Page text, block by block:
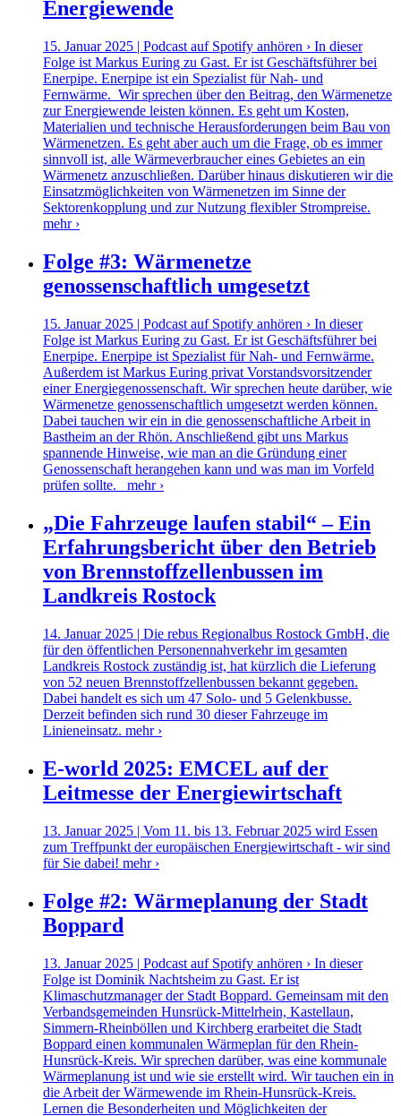
Energiewende
15. Januar 2025 | Podcast auf Spotify anhören › In dieser
Folge ist Markus Euring zu Gast. Er ist Geschäftsführer bei
Enerpipe. Enerpipe ist ein Spezialist für Nah- und
Fernwärme. Wir sprechen über den Beitrag, den Wärmenetze
zur Energiewende leisten können. Es geht um Kosten,
Materialien und technische Herausforderungen beim Bau von
Wärmenetzen. Es geht aber auch um die Frage, ob es immer
sinnvoll ist, alle Wärmeverbraucher eines Gebietes an ein
Wärmenetz anzuschließen. Darüber hinaus diskutieren wir die
Einsatzmöglichkeiten von Wärmenetzen im Sinne der
Sektorenkopplung und zur Nutzung flexibler Strompreise.
mehr ›
Folge #3: Wärmenetze
genossenschaftlich umgesetzt
15. Januar 2025 | Podcast auf Spotify anhören › In dieser
Folge ist Markus Euring zu Gast. Er ist Geschäftsführer bei
Enerpipe. Enerpipe ist Spezialist für Nah- und Fernwärme.
Außerdem ist Markus Euring privat Vorstandsvorsitzender
einer Energiegenossenschaft. Wir sprechen heute darüber, wie
Wärmenetze genossenschaftlich umgesetzt werden können.
Dabei tauchen wir ein in die genossenschaftliche Arbeit in
Bastheim an der Rhön. Anschließend gibt uns Markus
spannende Hinweise, wie man an die Gründung einer
Genossenschaft herangehen kann und was man im Vorfeld
prüfen sollte. mehr ›
„Die Fahrzeuge laufen stabil“ – Ein
Erfahrungsbericht über den Betrieb
von Brennstoffzellenbussen im
Landkreis Rostock
14. Januar 2025 | Die rebus Regionalbus Rostock GmbH, die
für den öffentlichen Personennahverkehr im gesamten
Landkreis Rostock zuständig ist, hat kürzlich die Lieferung
von 52 neuen Brennstoffzellenbussen bekannt gegeben.
Dabei handelt es sich um 47 Solo- und 5 Gelenkbusse.
Derzeit befinden sich rund 30 dieser Fahrzeuge im
Linieneinsatz. mehr ›
E-world 2025: EMCEL auf der
Leitmesse der Energiewirtschaft
13. Januar 2025 | Vom 11. bis 13. Februar 2025 wird Essen
zum Treffpunkt der europäischen Energiewirtschaft - wir sind
für Sie dabei! mehr ›
Folge #2: Wärmeplanung der Stadt
Boppard
13. Januar 2025 | Podcast auf Spotify anhören › In dieser
Folge ist Dominik Nachtsheim zu Gast. Er ist
Klimaschutzmanager der Stadt Boppard. Gemeinsam mit den
Verbandsgemeinden Hunsrück-Mittelrhein, Kastellaun,
Simmern-Rheinböllen und Kirchberg erarbeitet die Stadt
Boppard einen kommunalen Wärmeplan für den Rhein-
Hunsrück-Kreis. Wir sprechen darüber, was eine kommunale
Wärmeplanung ist und wie sie erstellt wird. Wir tauchen ein in
die Arbeit der Wärmewende im Rhein-Hunsrück-Kreis.
Lernen die Besonderheiten und Möglichkeiten der